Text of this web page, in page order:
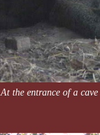
At the entrance of a cave